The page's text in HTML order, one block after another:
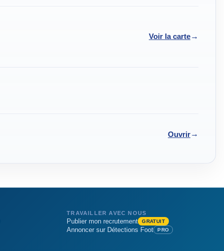
Voir la carte→
Ouvrir→
TRAVAILLER AVEC NOUS
Publier mon recrutement GRATUIT
Annoncer sur Détections Foot PRO